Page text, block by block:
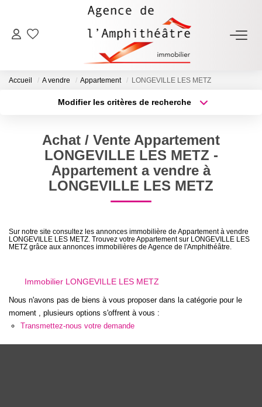
ACHETER
FAIRE GÉRER
NOTRE AGENCE
Qui Sommes-Nous
Notre Équipe
Nos Actualités
CONTACT
Accueil A vendre Appartement LONGEVILLE LES METZ
Modifier les critères de recherche
Sélectionnez...
Type de bien
Surface min
Budget max Plus de critères
Achat / Vente Appartement
LONGEVILLE LES METZ -
Appartement a vendre à
LONGEVILLE LES METZ
Sur notre site consultez les annonces immobilière de Appartement à vendre
LONGEVILLE LES METZ. Trouvez votre Appartement sur LONGEVILLE LES
METZ grâce aux annonces immobilières de Agence de l'Amphithéâtre.
Immobilier LONGEVILLE LES METZ
Nous n'avons pas de biens à vous proposer dans la catégorie pour le
moment , plusieurs options s'offrent à vous :
Transmettez-nous votre demande